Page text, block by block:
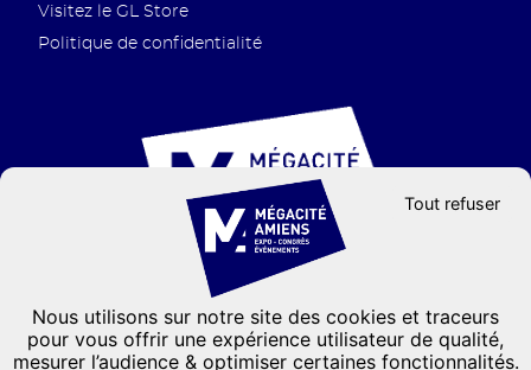
Visitez le GL Store
Politique de confidentialité
Groupe GL events
CONTACTEZ-NOUS
Nous utilisons sur notre site des cookies et traceurs
pour vous offrir une expérience utilisateur de qualité,
mesurer l’audience & optimiser certaines fonctionnalités.
Tout refuser